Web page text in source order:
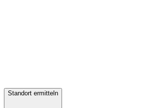
Standort ermitteln